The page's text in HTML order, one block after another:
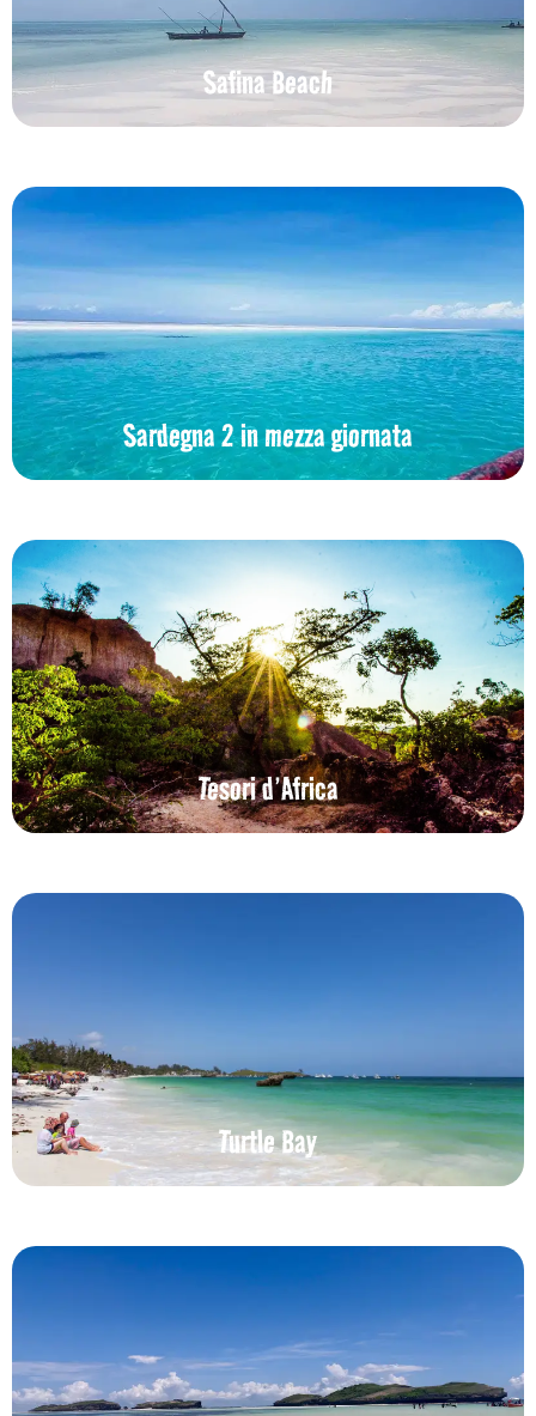
Safina Beach
Sardegna 2 in mezza giornata
Tesori d’Africa
Turtle Bay